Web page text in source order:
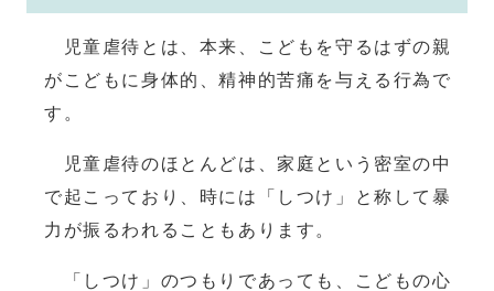
児童虐待とは、本来、こどもを守るはずの親
がこどもに身体的、精神的苦痛を与える行為で
す。
児童虐待のほとんどは、家庭という密室の中
で起こっており、時には「しつけ」と称して暴
力が振るわれることもあります。
「しつけ」のつもりであっても、こどもの心